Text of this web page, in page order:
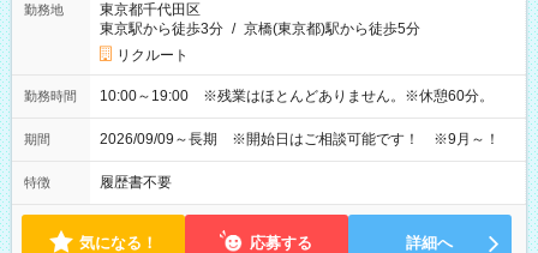
勤務地
東京都千代田区
東京駅から徒歩3分 / 京橋(東京都)駅から徒歩5分
リクルート
勤務時間 10:00～19:00 ※残業はほとんどありません。※休憩60分。
期間 2026/09/09～長期 ※開始日はご相談可能です！ ※9月～！
特徴 履歴書不要
気になる！ 応募する 詳細へ